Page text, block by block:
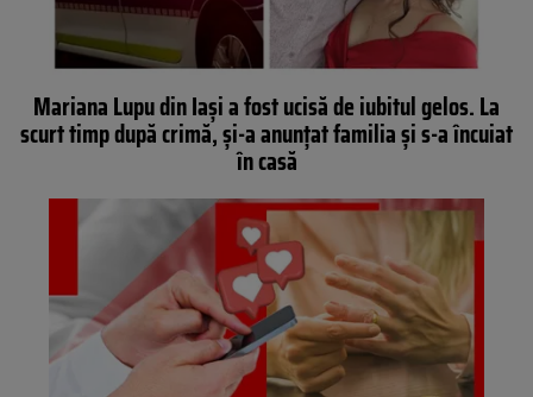
Mariana Lupu din Iași a fost ucisă de iubitul gelos. La
scurt timp după crimă, și-a anunțat familia și s-a încuiat
în casă